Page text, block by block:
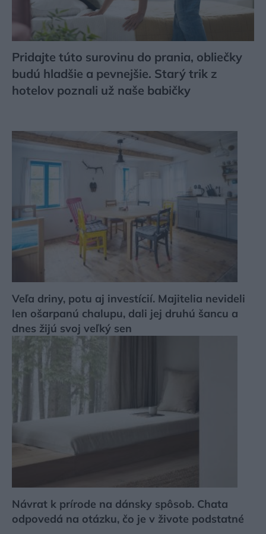
Pridajte túto surovinu do prania, obliečky
budú hladšie a pevnejšie. Starý trik z
hotelov poznali už naše babičky
Veľa driny, potu aj investícií. Majitelia nevideli
len ošarpanú chalupu, dali jej druhú šancu a
dnes žijú svoj veľký sen
Návrat k prírode na dánsky spôsob. Chata
odpovedá na otázku, čo je v živote podstatné